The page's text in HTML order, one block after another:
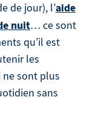
de jour), l’aide
nuit… ce sont
qu’il est
les
ne sont plus
sans